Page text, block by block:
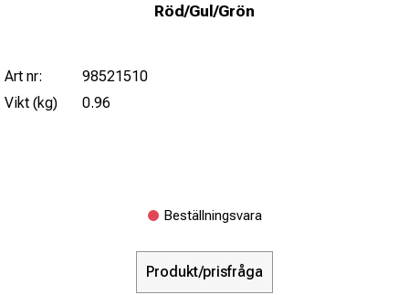
Röd/Gul/Grön
Art nr:
98521510
Vikt (kg)
0.96
Beställningsvara
Produkt/prisfråga